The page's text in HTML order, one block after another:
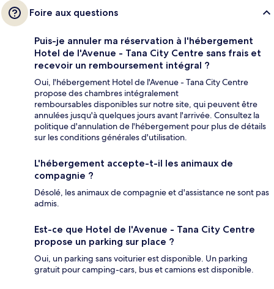
Foire aux questions
Puis-je annuler ma réservation à l'hébergement
Hotel de l'Avenue - Tana City Centre sans frais et
recevoir un remboursement intégral ?
Oui, l'hébergement Hotel de l'Avenue - Tana City Centre
propose des chambres intégralement
remboursables disponibles sur notre site, qui peuvent être
annulées jusqu'à quelques jours avant l'arrivée. Consultez la
politique d'annulation de l'hébergement pour plus de détails
sur les conditions générales d'utilisation.
L'hébergement accepte-t-il les animaux de
compagnie ?
Désolé, les animaux de compagnie et d'assistance ne sont pas
admis.
Est-ce que Hotel de l'Avenue - Tana City Centre
propose un parking sur place ?
Oui, un parking sans voiturier est disponible. Un parking
gratuit pour camping-cars, bus et camions est disponible.